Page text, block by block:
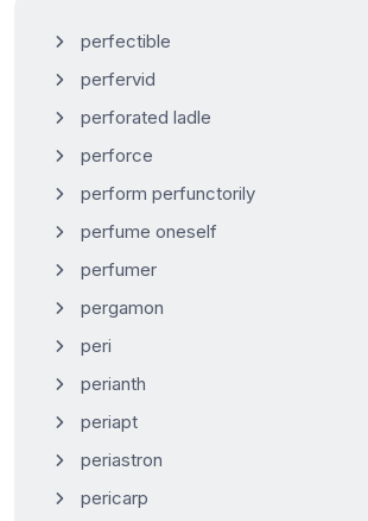
perfectible
perfervid
perforated ladle
perforce
perform perfunctorily
perfume oneself
perfumer
pergamon
peri
perianth
periapt
periastron
pericarp